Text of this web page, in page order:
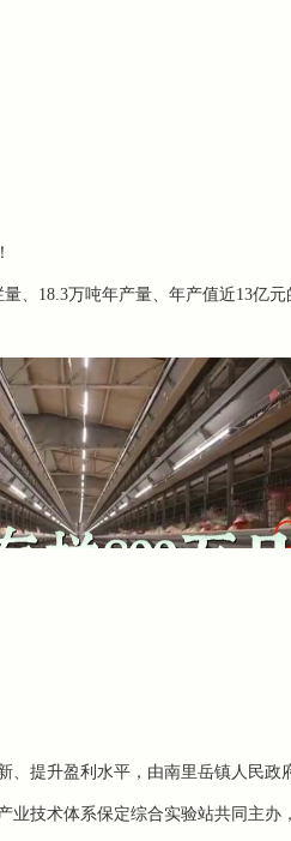
、18.3万吨年产量、 年产值近13亿
、提升盈利水平，由南里岳镇人民
技术体系保定综合实验站共同主办